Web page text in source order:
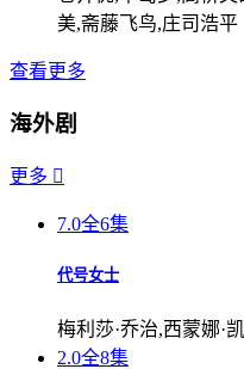
美,斋藤飞鸟,庄司浩平
查看更多
海外剧
更多 
7.0全6集
代号女士
梅利莎·乔治,西蒙娜·
2.0全8集